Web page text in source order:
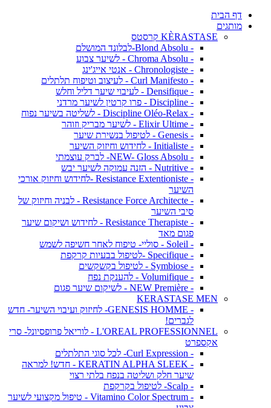
דף הבית
מותגים
KÈRASTASE קרסטס
- Blond Absolu-לבלונד המושלם
- Chroma Absolu - לשיער צבוע
- Chronologiste - אנטי אייג'ינג
- Curl Manifesto - לעיצוב וטיפוח תלתלים
- Densifique - לעיבוי שיער דליל וחלש
- Discipline - פרו קרטין לשיער מרדני
- Discipline Oléo-Relax - לשליטה בשיער נפוח
- Elixir Ultime - לשיער מבריק וזוהר
- Genesis - לטיפול בנשירת שיער
- Initialiste - לחידוש וחיזוק השיער
- NEW- Gloss Absolu- לברק עוצמתי
- Nutritive - הזנה עמוקה לשיער יבש
- Resistance Extentioniste -לחידוש וחיזוק אורכי
השיער
- Resistance Force Architecte - לבניה וחיזוק של
סיבי השיער
- Resistance Therapiste - לחידוש ושיקום שיער
פגום מאד
- Soleil - סוליי- טיפוח לאחר חשיפה לשמש
- Specifique -לטיפול בבעיות קרקפת
- Symbiose - לטיפול בקשקשים
- Volumifique - להענקת נפח
- NEW Première - לשיקום שיער פגום
KERASTASE MEN
- GENESIS HOMME- לחיזוק ועיבוי השיער- חדש
לגברים!
L'OREAL PROFESSIONNEL - לוריאל פרופסיונל- סרי
אקספרט
- Curl Expression- לכל סוגי התלתלים
- KERATIN ALPHA SLEEK - חדש! למראה
שיער חלק ושליטה בנפח בלתי רצוי
- Scalp- לטיפול בקרקפת
- Vitamino Color Spectrum - טיפול מקצועי לשיער